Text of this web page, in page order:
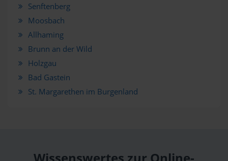
Senftenberg
Moosbach
Allhaming
Brunn an der Wild
Holzgau
Bad Gastein
St. Margarethen im Burgenland